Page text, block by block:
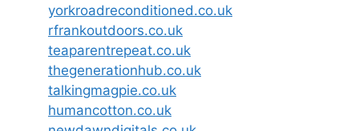
yorkroadreconditioned.co.uk
rfrankoutdoors.co.uk
teaparentrepeat.co.uk
thegenerationhub.co.uk
talkingmagpie.co.uk
humancotton.co.uk